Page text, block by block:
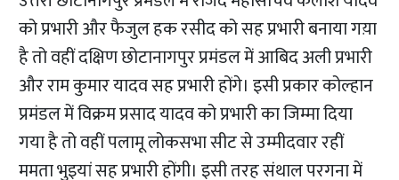
को प्रभारी और फैजुल हक रसीद को सह प्रभारी बनाया गय़ा
है तो वहीं दक्षिण छोटानागपुर प्रमंडल में आबिद अली प्रभारी
और राम कुमार यादव सह प्रभारी होंगे। इसी प्रकार कोल्हान
प्रमंडल में विक्रम प्रसाद यादव को प्रभारी का जिम्मा दिया
गया है तो वहीं पलामू लोकसभा सीट से उम्मीदवार रहीं
ममता भुइयां सह प्रभारी होंगी। इसी तरह संथाल परगना में